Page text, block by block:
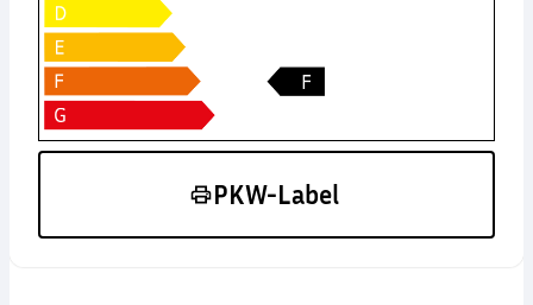
PKW-Label